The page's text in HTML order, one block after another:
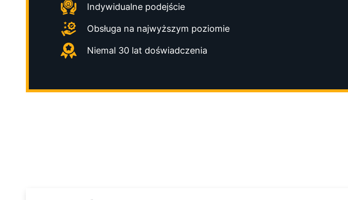
Indywidualne podejście
Obsługa na najwyższym poziomie
Niemal 30 lat doświadczenia